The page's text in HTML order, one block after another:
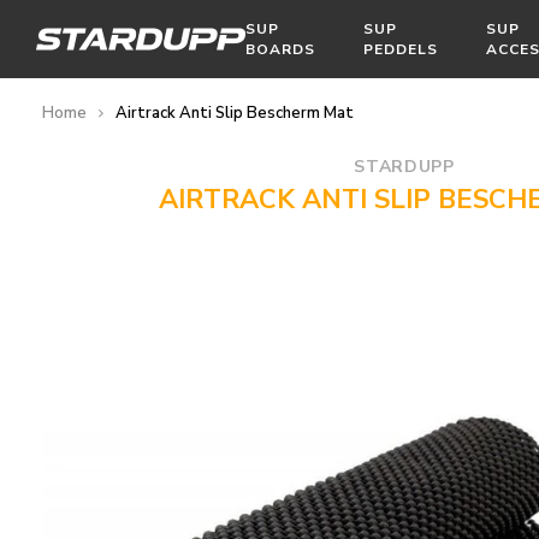
SUP
BOARDS
SUP
PEDDELS
SUP
Home Airtrack Anti Slip Bescherm Mat
STARDUPP
AIRTRACK ANTI SLIP